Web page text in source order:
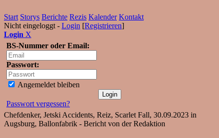
Start Storys Berichte Rezis Kalender Kontakt
Nicht eingeloggt - Login [Registrieren]
Login X
BS-Nummer oder Email:
Passwort:
Angemeldet bleiben
Passwort vergessen?
Chefdenker, Jetski Accidents, Reiz, Scarlet Fall, 30.09.2023 in
Augsburg, Ballonfabrik - Bericht von der Redaktion